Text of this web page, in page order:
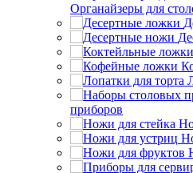
Органайзеры для
приборов